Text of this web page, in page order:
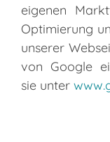
eigenen
Optimierung
unserer
von Google
sie unter